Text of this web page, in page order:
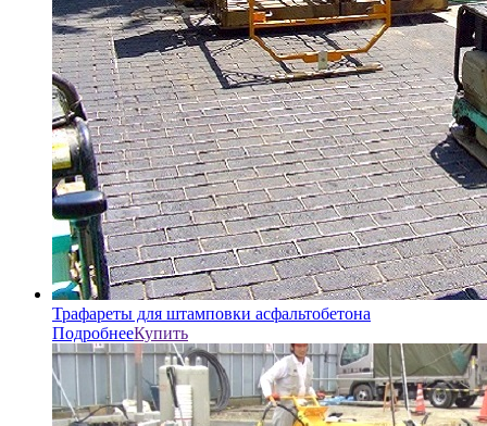
Трафареты для штамповки асфальтобетона
ПодробнееКупить